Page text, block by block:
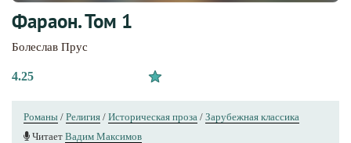
Фараон. Том 1
Болеслав Прус
4.25
Романы / Религия / Историческая проза / Зарубежная классика
Читает Вадим Максимов